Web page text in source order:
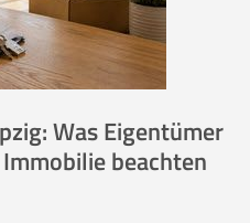
Was Eigentümer
beachten